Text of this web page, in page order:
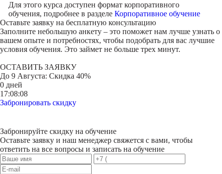
Для этого курса доступен формат корпоративного
обучения, подробнее в разделе Корпоративное обучение
Оставьте заявку на бесплатную консультацию
Заполните небольшую анкету – это поможет нам лучше узнать о
вашем опыте и потребностях, чтобы подобрать для вас лучшие
условия обучения. Это займет не больше трех минут.
ОСТАВИТЬ ЗАЯВКУ
До 9 Августа: Скидка 40%
0 дней
17:08:08
Забронировать скидку
Забронируйте скидку на обучение
Оставьте заявку и наш менеджер свяжется с вами, чтобы
ответить на все вопросы и записать на обучение